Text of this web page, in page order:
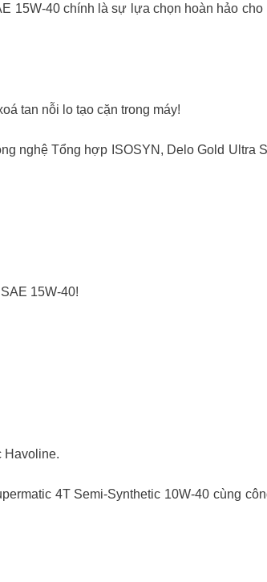
15W-40 chính là sự lựa chọn hoàn hảo cho
tan nỗi lo tạo cặn trong máy!
nghệ Tổng hợp ISOSYN, Delo Gold Ultra
15W-40!
Havoline.
4T Semi-Synthetic 10W-40 cùng